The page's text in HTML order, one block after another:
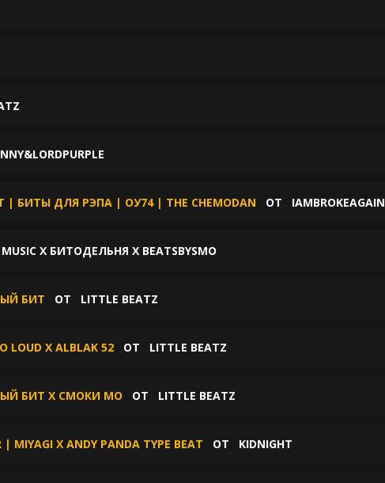
БИТЫ ДЛЯ РЭПА | ОУ74 | THE CHEMODAN ОТ IAMBROKEAGAIN
MUSIC X БИТОДЕЛЬНЯ X BEATSBYSMO
БИТ ОТ LITTLE BEATZ
LOUD X ALBLAK 52 ОТ LITTLE BEATZ
БИТ X СМОКИ МО ОТ LITTLE BEATZ
MIYAGI X ANDY PANDA TYPE BEAT ОТ KIDNIGHT